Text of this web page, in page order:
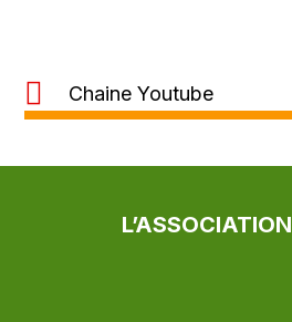
Chaine Youtube
L’ASSOCIATION